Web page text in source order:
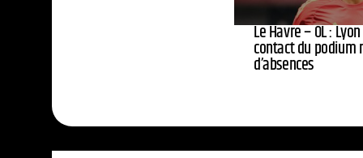
Le Havre – OL :
contact du podium
d’absences